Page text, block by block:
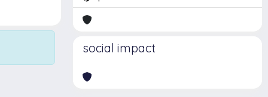
social impact